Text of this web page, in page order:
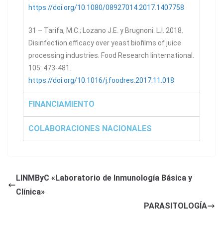
https://doi.org/10.1080/08927014.2017.1407758
31 – Tarifa, M.C.; Lozano J.E. y Brugnoni. L.I. 2018.
Disinfection efficacy over yeast biofilms of juice
processing industries. Food Research Iinternational.
105: 473-481.
https://doi.org/10.1016/j.foodres.2017.11.018
FINANCIAMIENTO
COLABORACIONES NACIONALES
LINMByC «Laboratorio de Inmunología Básica y
Clínica»
PARASITOLOGÍA